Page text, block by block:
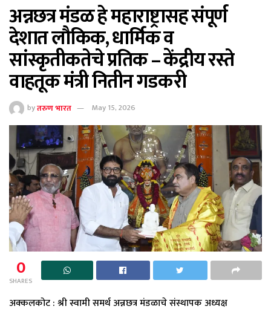
अन्नछत्र मंडळ हे महाराष्ट्रासह संपूर्ण
देशात लौकिक, धार्मिक व
सांस्कृतीकतेचे प्रतिक – केंद्रीय रस्ते
वाहतूक मंत्री नितीन गडकरी
byतरुण भारत May 15, 2026
0
SHARES
अक्कलकोट : श्री स्वामी समर्थ अन्नछत्र मंडळाचे संस्थापक अध्यक्ष